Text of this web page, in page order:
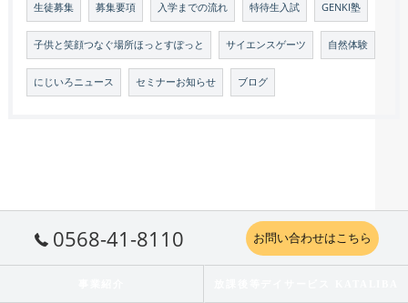
生徒募集 募集要項 入学までの流れ 特待生入試 GENKI塾
子供と笑顔つなぐ場所ほっとすぽっと サイエンスゲーツ 自然体験
にじいろニュース セミナーお知らせ ブログ
0568-41-8110 お問い合わせはこちら